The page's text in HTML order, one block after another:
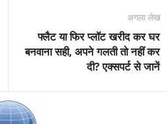
अगला लेख
फ्लैट या फिर प्लॉट खरीद कर घर
बनवाना सही, अपने गलती तो नहीं कर
दी? एक्सपर्ट से जानें